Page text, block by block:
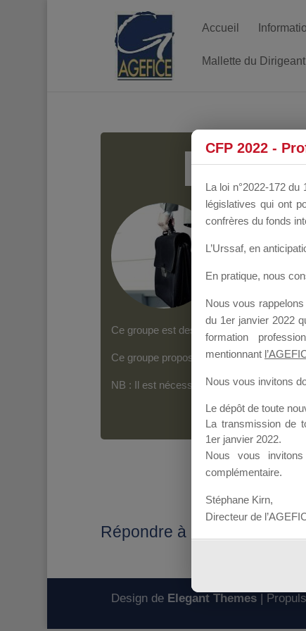
Accueil
Mallette du Dirigeant
Groupe Public il
Ce groupe est destiné aux Organismes
Ce groupe propose un forum dédié au
NB : Il est nécessaire d’êtreinscrit(e)
Répondre à : Année de
Design de Elegant Themes|
CFP 2022 -
La loi n°2022-172 du
législatives qui ont
confrères du fonds
L’Urssaf, en
En pratique, nous
Nous vous
du 1er janvier 2022
formation
mentionnant
Nous vous invitons
Le dépôt de toute
La transmission de
1er janvier 2022.
Nous vous
complémentaire.
Stéphane Kirn,
Directeur de